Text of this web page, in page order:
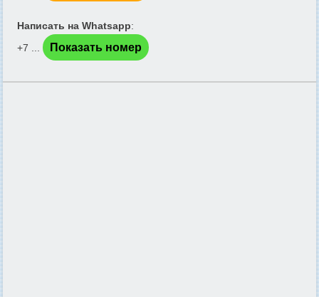
Написать на Whatsapp:
+7 ...
Показать номер